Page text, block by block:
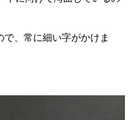
で、常に細い字がかけま